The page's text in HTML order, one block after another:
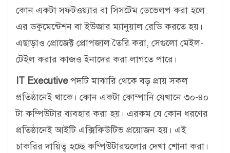
কোন একটা সফটওয়্যার বা সিসটেম ডেভেলপ করা হলে
এর ডকুমেন্টেশন বা ইউজার ম্যানুয়াল রেডি করতে হয়।
এছাড়াও প্রোজেক্ট প্রোপজাল তৈরি করা, সেগুলো মেইল-
টেইল করার কাজও ইনাদের করা লাগতে পারে।
IT Executiveপদটি মাঝারি থেকে বড় প্রায় সকল
প্রতিষ্ঠানেই থাকে। কোন একটা কোম্পানি যেখানে ৩০-৪০
টা কম্পিউটার ব্যবহার করা হয়। এরকম যে কোন ধরণের
প্রতিষ্ঠানেই আইটি এক্সিকিউটিভ প্রয়োজন হয়। এই
চাকরির দায়িত্ব হচ্ছে কম্পিউটারগুলোর দেখা শোনা করা।